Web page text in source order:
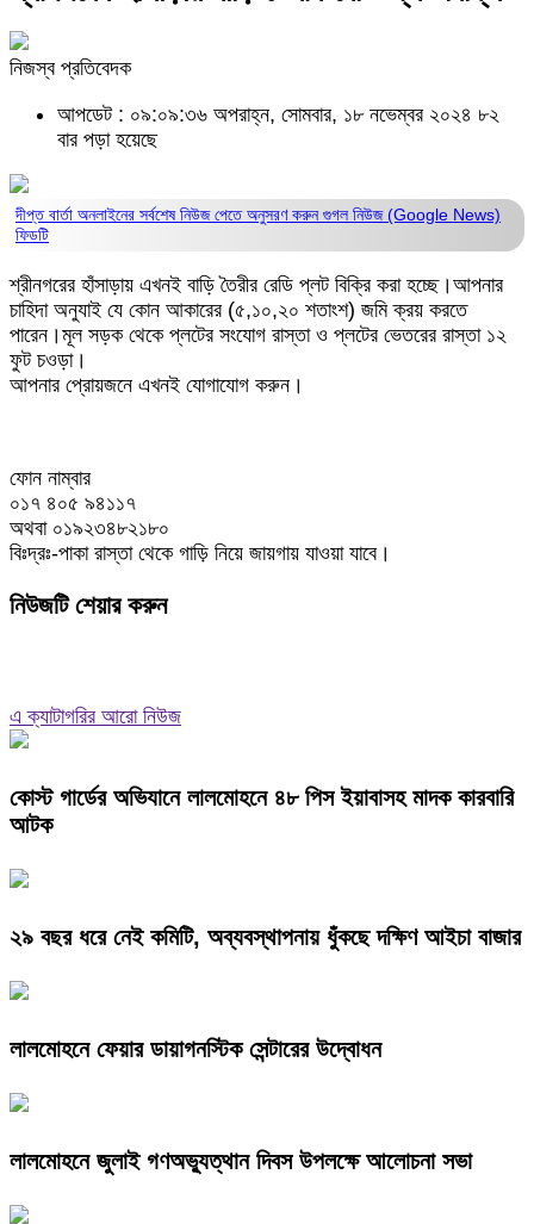
নিজস্ব প্রতিবেদক
আপডেট : ০৯:০৯:৩৬ অপরাহ্ন, সোমবার, ১৮ নভেম্বর ২০২৪ ৮২
বার পড়া হয়েছে
দীপ্ত বার্তা অনলাইনের সর্বশেষ নিউজ পেতে অনুসরণ করুনগুগল নিউজ (Google News)
ফিডটি
শ্রীনগরের হাঁসাড়ায় এখনই বাড়ি তৈরীর রেডি প্লট বিক্রি করা হচ্ছে।আপনার
চাহিদা অনুযাই যে কোন আকারের (৫,১০,২০ শতাংশ) জমি ক্রয় করতে
পারেন।মূল সড়ক থেকে প্লটের সংযোগ রাস্তা ও প্লটের ভেতরের রাস্তা ১২
ফুট চওড়া।
আপনার প্রোয়জনে এখনই যোগাযোগ করুন।
ফোন নাম্বার
০১৭ ৪০৫ ৯৪১১৭
অথবা ০১৯২৩৪৮২১৮০
বিঃদ্রঃ-পাকা রাস্তা থেকে গাড়ি নিয়ে জায়গায় যাওয়া যাবে।
নিউজটি শেয়ার করুন
এ ক্যাটাগরির আরো নিউজ
কোস্ট গার্ডের অভিযানে লালমোহনে ৪৮ পিস ইয়াবাসহ মাদক কারবারি
আটক
২৯ বছর ধরে নেই কমিটি, অব্যবস্থাপনায় ধুঁকছে দক্ষিণ আইচা বাজার
লালমোহনে ফেয়ার ডায়াগনস্টিক সেন্টারের উদ্বোধন
লালমোহনে জুলাই গণঅভ্যুত্থান দিবস উপলক্ষে আলোচনা সভা